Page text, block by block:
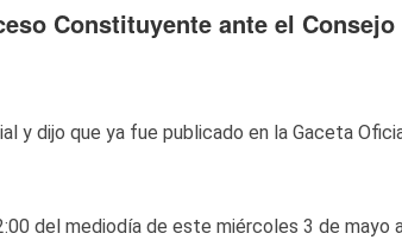
Constituyente ante el Consejo
y dijo que ya fue publicado en la Gaceta
del mediodía de este miércoles 3 de mayo